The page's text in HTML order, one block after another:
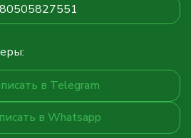
в Telegram
в Whatsapp